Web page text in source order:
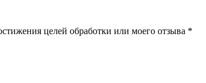
целей обработки или моего отзыва *